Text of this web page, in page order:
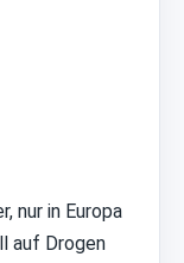
nur in Europa
auf Drogen